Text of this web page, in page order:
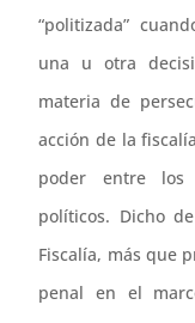
“politizada”
una u otra
materia de
acción de la
poder entre los
políticos. Dicho
Fiscalía, más que
penal en el